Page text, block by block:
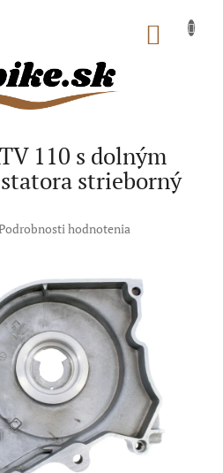
110 s dolným
strieborný
hodnotenia